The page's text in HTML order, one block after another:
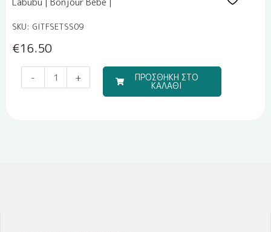
SKU: GITFSETSS09
€16.50
-
Αξεσουάρ
+ ΠΡΟΣΘΗΚΗ ΣΤΟ
ΚΑΛΑΘΙ